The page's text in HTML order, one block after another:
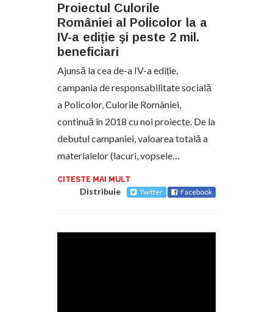
Proiectul Culorile
României al Policolor la a
IV-a ediție şi peste 2 mil.
beneficiari
Ajunsă la cea de-a IV-a ediție,
campania de responsabilitate socială
a Policolor, Culorile României,
continuă în 2018 cu noi proiecte. De la
debutul campaniei, valoarea totală a
materialelor (lacuri, vopsele…
CITESTE MAI MULT
Distribuie Twitter Facebook